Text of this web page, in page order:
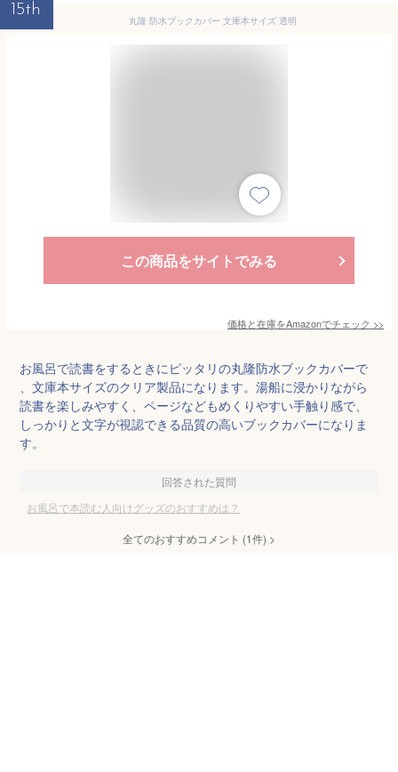
15th
丸隆 防水ブックカバー 文庫本サイズ 透明
この商品をサイトでみる
価格と在庫をAmazonでチェック >>
お風呂で読書をするときにピッタリの丸隆防水ブックカバーで
、文庫本サイズのクリア製品になります。湯船に浸かりながら
読書を楽しみやすく、ページなどもめくりやすい手触り感で、
しっかりと文字が視認できる品質の高いブックカバーになりま
す。
回答された質問
お風呂で本読む人向けグッズのおすすめは？
全てのおすすめコメント (1件) >